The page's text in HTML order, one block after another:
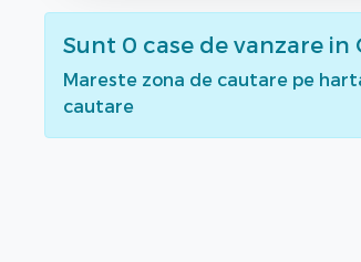
Sunt 0 case de vanzare in
Mareste zona de cautare pe
cautare